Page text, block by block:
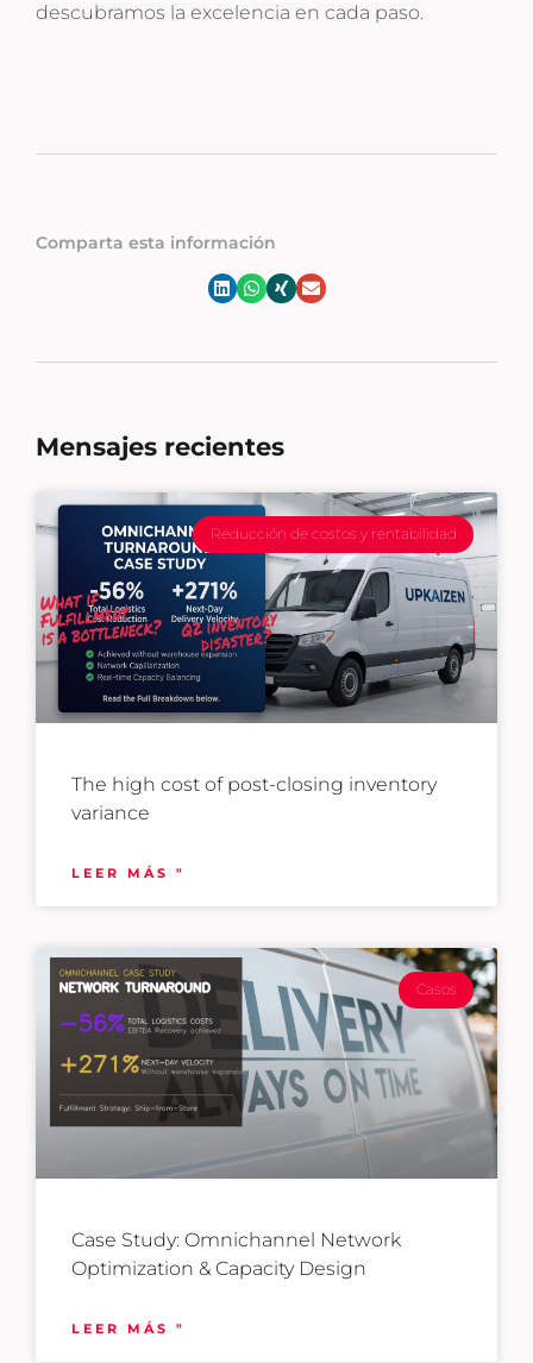
descubramos la excelencia en cada paso.
Comparta esta información
Mensajes recientes
Reducción de costos y rentabilidad
The high cost of post-closing inventory
variance
LEER MÁS "
Casos
Case Study: Omnichannel Network
Optimization & Capacity Design
LEER MÁS "